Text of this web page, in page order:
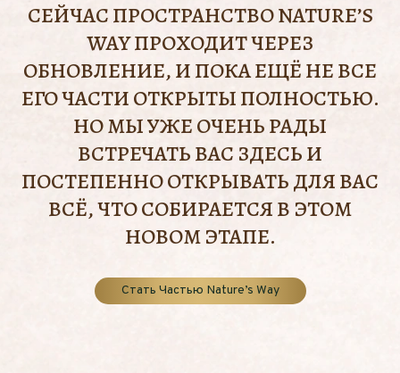
СЕЙЧАС ПРОСТРАНСТВО NATURE’S
WAY ПРОХОДИТ ЧЕРЕЗ
ОБНОВЛЕНИЕ, И ПОКА ЕЩЁ НЕ ВСЕ
ЕГО ЧАСТИ ОТКРЫТЫ ПОЛНОСТЬЮ.
НО МЫ УЖЕ ОЧЕНЬ РАДЫ
ВСТРЕЧАТЬ ВАС ЗДЕСЬ И
ПОСТЕПЕННО ОТКРЫВАТЬ ДЛЯ ВАС
ВСЁ, ЧТО СОБИРАЕТСЯ В ЭТОМ
НОВОМ ЭТАПЕ.
Стать Частью Nature’s Way